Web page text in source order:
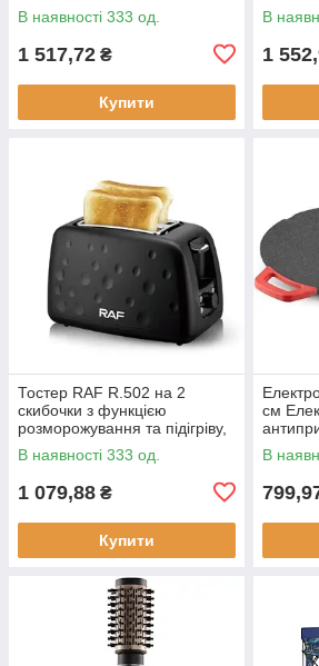
В наявності 333 од.
1 517,72 ₴
Купити
В
1
Тостер RAF R.502 на 2
скибочки з функцією
розморожування та підігріву,
930 Вт
В наявності 333 од.
1 079,88 ₴
Купити
см
В